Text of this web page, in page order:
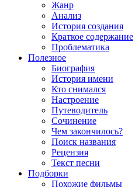
Жанр
Анализ
История создания
Краткое содержание
Проблематика
Полезное
Биография
История имени
Кто снимался
Настроение
Путеводитель
Сочинение
Чем закончилось?
Поиск названия
Рецензия
Текст песни
Подборки
Похожие фильмы